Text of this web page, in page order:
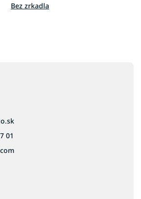
Bez zrkadla
01